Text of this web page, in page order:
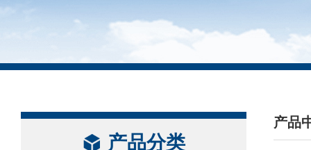
产品分类
产品
/